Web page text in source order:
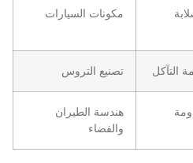
مكونات السيارات
التآكل تصنيع التروس
هندسة الطيران
والفضاء